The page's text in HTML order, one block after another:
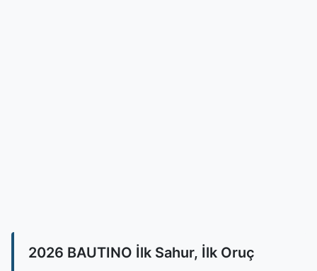
2026 BAUTINO İlk Sahur, İlk Oruç